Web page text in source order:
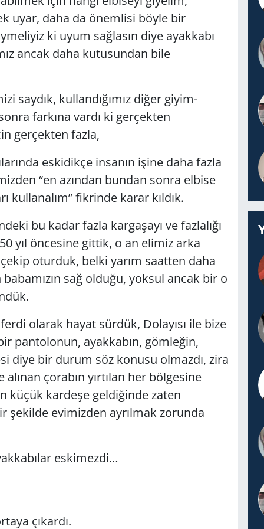
uyar, daha da önemlisi böyle bir
ki uyum sağlasın diye ayakkabı
ancak daha kutusundan bile
saydık, kullandığımız diğer giyim-
farkına vardı ki gerçekten
gerçekten fazla,
eskidikçe insanın işine daha fazla
“en azından bundan sonra elbise
kullanalım” fikrinde karar kıldık.
bu kadar fazla kargaşayı ve fazlalığı
yıl öncesine gittik, o an elimiz arka
oturduk, belki yarım saatten daha
sağ olduğu, yoksul ancak bir o
olarak hayat sürdük, Dolayısı ile bize
pantolonun, ayakkabın, gömleğin,
diye bir durum söz konusu olmazdı, zira
çorabın yırtılan her bölgesine
küçük kardeşe geldiğinde zaten
şekilde evimizden ayrılmak zorunda
eskimezdi…
çıkardı.